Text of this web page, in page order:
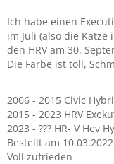
Ich habe einen
im Juli (also die Katze
den HRV am 30.
Die Farbe ist toll,
2006 - 2015 Civic
2015 - 2023 HRV
2023 - ??? HR- V Hev
Bestellt am
Voll zufrieden